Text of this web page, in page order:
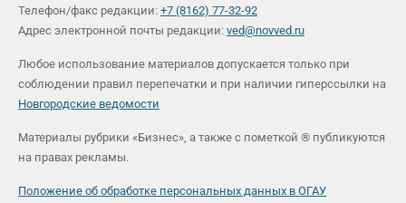
Телефон/факс редакции: +7 (8162) 77-32-92
Адрес электронной почты редакции: ved@novved.ru
Любое использование материалов допускается только при
соблюдении правил перепечатки и при наличии гиперссылки на
Новгородские ведомости
Материалы рубрики «Бизнес», а также с пометкой ® публикуются
на правах рекламы.
Положение об обработке персональных данных в ОГАУ